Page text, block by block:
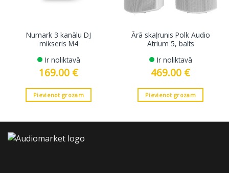
Numark 3 kanālu DJ
mikseris M4
Ir noliktavā
169.00 €
Pievienot grozam
Ārā skaļrunis Polk Audio
Atrium 5, balts
Ir noliktavā
469.00 €
Pievienot grozam